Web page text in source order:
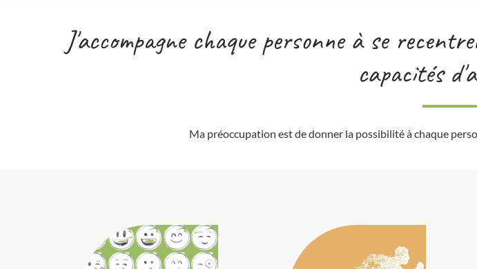
J'accompagne chaque personne à se
capacités
Ma préoccupation est de donner la possibilité à chaque